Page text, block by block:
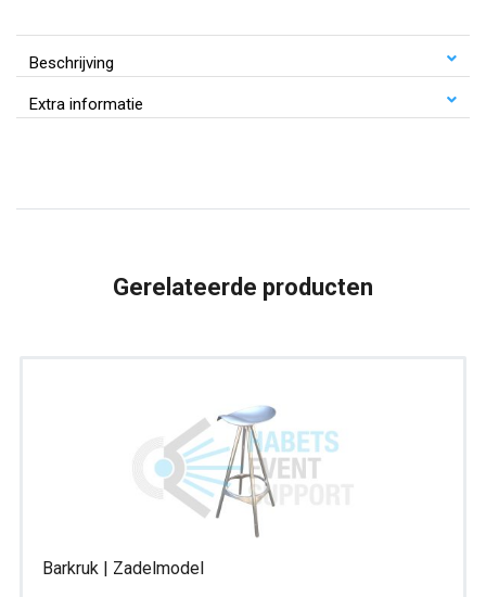
|
|
Beschrijving
Extra informatie
Gerelateerde producten
Barkruk | Zadelmodel